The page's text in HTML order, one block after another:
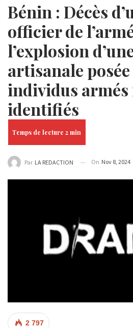
Bénin : Décès
officier de
l’explosion
artisanale
individus armés
identifiés
Par LA REDACTION On Nov 8, 2024
2 797